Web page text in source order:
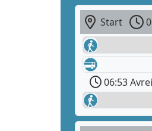
Start
06:53